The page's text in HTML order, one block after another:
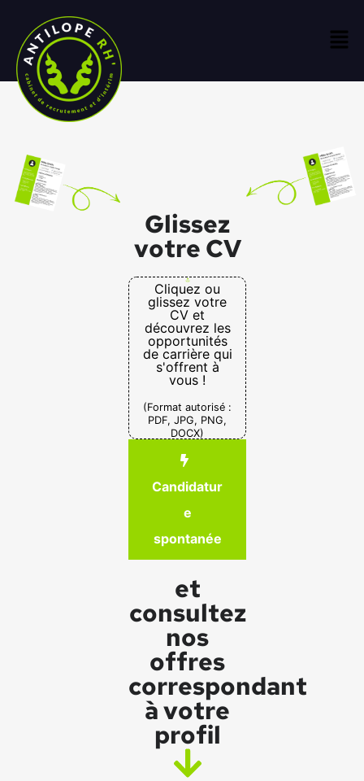
Glissez
votre CV
Cliquez ou
glissez votre
CV et
découvrez les
opportunités
de carrière qui
s'offrent à
vous !
(Format autorisé :
PDF, JPG, PNG,
DOCX)
Candidatur
e
spontanée
et
consultez
nos
offres
correspondant
à votre
profil